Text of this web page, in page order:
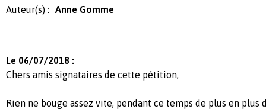
Auteur(s) : Anne Gomme
Le 06/07/2018 :
Chers amis signataires de cette pétition,
Rien ne bouge assez vite, pendant ce temps de plus en plus